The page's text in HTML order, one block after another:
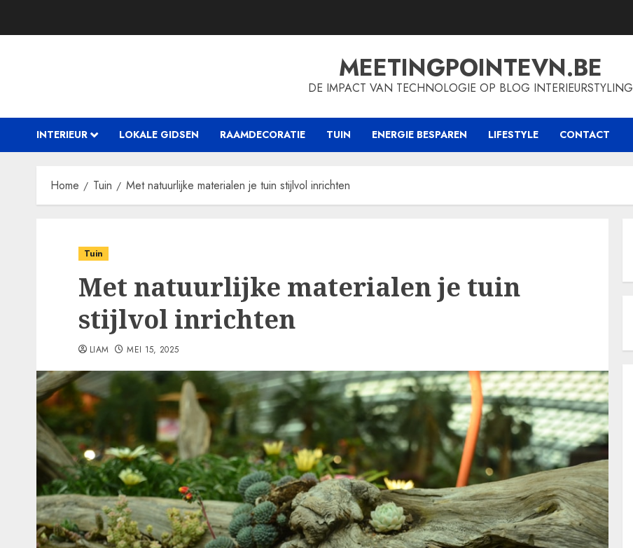
MEETINGPOINTEVN.BE
DE IMPACT VAN TECHNOLOGIE OP BLOG INTERIEURSTYLING
INTERIEUR LOKALE GIDSEN RAAMDECORATIE TUIN ENERGIE BESPAREN LIFESTYLE CONTACT
Home Tuin Met natuurlijke materialen je tuin stijlvol inrichten
Tuin
Met natuurlijke materialen je tuin
stijlvol inrichten
LIAM MEI 15, 2025